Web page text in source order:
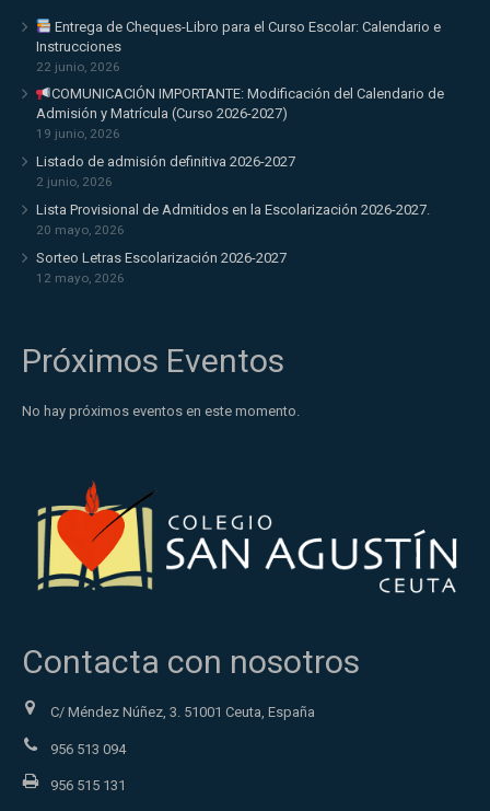
Entrega de Cheques-Libro para el Curso Escolar: Calendario e
Instrucciones
22 junio, 2026
COMUNICACIÓN IMPORTANTE: Modificación del Calendario de
Admisión y Matrícula (Curso 2026-2027)
19 junio, 2026
Listado de admisión definitiva 2026-2027
2 junio, 2026
Lista Provisional de Admitidos en la Escolarización 2026-2027.
20 mayo, 2026
Sorteo Letras Escolarización 2026-2027
12 mayo, 2026
Próximos Eventos
No hay próximos eventos en este momento.
Contacta con nosotros
C/ Méndez Núñez, 3. 51001 Ceuta, España
956 513 094
956 515 131